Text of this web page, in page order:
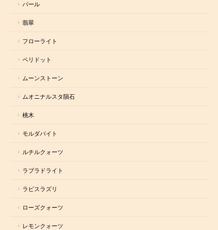
パール
翡翠
フローライト
ペリドット
ムーンストーン
ムオニナルスタ隕石
桃木
モルダバイト
ルチルクォーツ
ラブラドライト
ラピスラズリ
ローズクォーツ
レモンクォーツ